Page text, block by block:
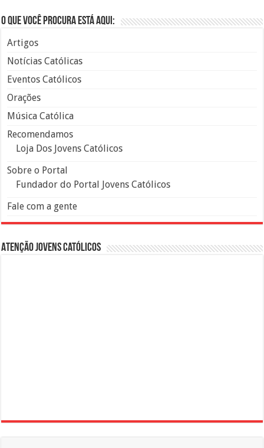
O que você procura está aqui:
Artigos
Notícias Católicas
Eventos Católicos
Orações
Música Católica
Recomendamos
Loja Dos Jovens Católicos
Sobre o Portal
Fundador do Portal Jovens Católicos
Fale com a gente
Atenção Jovens Católicos